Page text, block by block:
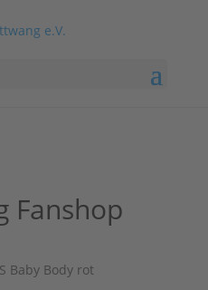
Fanshop
Baby Body rot